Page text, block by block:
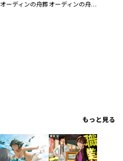
オーディンの舟葬 オーディンの舟葬 分冊版
もっと見る